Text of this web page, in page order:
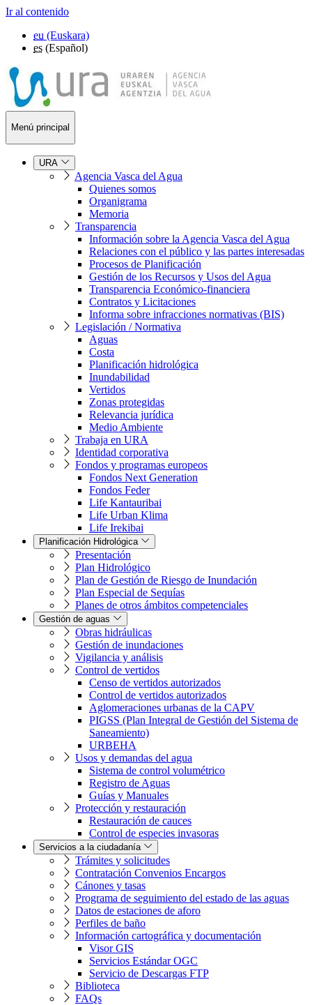
Ir al contenido
eu (Euskara)
es (Español)
Menú principal
URA
Agencia Vasca del Agua
Quienes somos
Organigrama
Memoria
Transparencia
Información sobre la Agencia Vasca del Agua
Relaciones con el público y las partes interesadas
Procesos de Planificación
Gestión de los Recursos y Usos del Agua
Transparencia Económico-financiera
Contratos y Licitaciones
Informa sobre infracciones normativas (BIS)
Legislación / Normativa
Aguas
Costa
Planificación hidrológica
Inundabilidad
Vertidos
Zonas protegidas
Relevancia jurídica
Medio Ambiente
Trabaja en URA
Identidad corporativa
Fondos y programas europeos
Fondos Next Generation
Fondos Feder
Life Kantauribai
Life Urban Klima
Life Irekibai
Planificación Hidrológica
Presentación
Plan Hidrológico
Plan de Gestión de Riesgo de Inundación
Plan Especial de Sequías
Planes de otros ámbitos competenciales
Gestión de aguas
Obras hidráulicas
Gestión de inundaciones
Vigilancia y análisis
Control de vertidos
Censo de vertidos autorizados
Control de vertidos autorizados
Aglomeraciones urbanas de la CAPV
PIGSS (Plan Integral de Gestión del Sistema de
Saneamiento)
URBEHA
Usos y demandas del agua
Sistema de control volumétrico
Registro de Aguas
Guías y Manuales
Protección y restauración
Restauración de cauces
Control de especies invasoras
Servicios a la ciudadanía
Trámites y solicitudes
Contratación Convenios Encargos
Cánones y tasas
Programa de seguimiento del estado de las aguas
Datos de estaciones de aforo
Perfiles de baño
Información cartográfica y documentación
Visor GIS
Servicios Estándar OGC
Servicio de Descargas FTP
Biblioteca
FAQs